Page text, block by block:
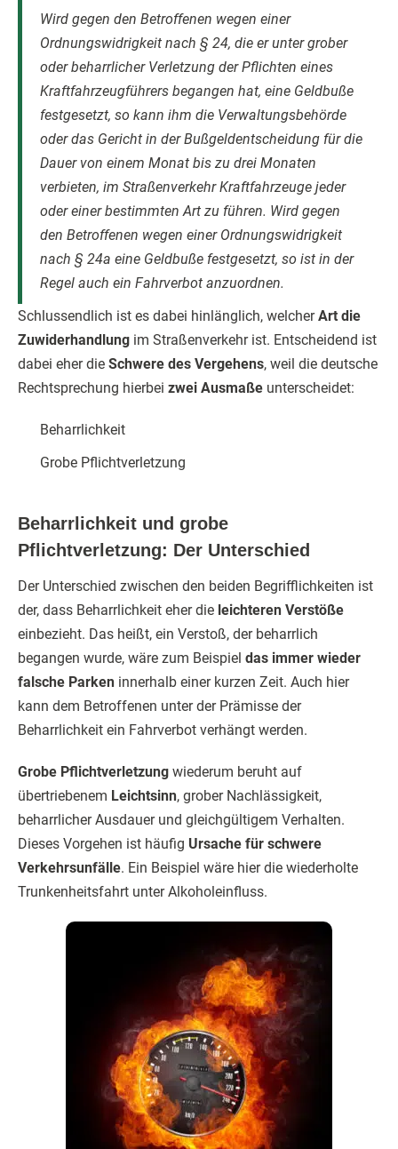
Wird gegen den Betroffenen wegen einer
Ordnungswidrigkeit nach § 24, die er unter grober
oder beharrlicher Verletzung der Pflichten eines
Kraftfahrzeugführers begangen hat, eine Geldbuße
festgesetzt, so kann ihm die Verwaltungsbehörde
oder das Gericht in der Bußgeldentscheidung für die
Dauer von einem Monat bis zu drei Monaten
verbieten, im Straßenverkehr Kraftfahrzeuge jeder
oder einer bestimmten Art zu führen. Wird gegen
den Betroffenen wegen einer Ordnungswidrigkeit
nach § 24a eine Geldbuße festgesetzt, so ist in der
Regel auch ein Fahrverbot anzuordnen.
Schlussendlich ist es dabei hinlänglich, welcherArt die
Zuwiderhandlung im Straßenverkehr ist. Entscheidend ist
dabei eher die Schwere des Vergehens, weil die deutsche
Rechtsprechung hierbei zwei Ausmaße unterscheidet:
Beharrlichkeit
Grobe Pflichtverletzung
Beharrlichkeit und grobe
Pflichtverletzung: Der Unterschied
Der Unterschied zwischen den beiden Begrifflichkeiten ist
der, dass Beharrlichkeit eher die leichteren Verstöße
einbezieht. Das heißt, ein Verstoß, der beharrlich
begangen wurde, wäre zum Beispiel das immer wieder
falsche Parken innerhalb einer kurzen Zeit. Auch hier
kann dem Betroffenen unter der Prämisse der
Beharrlichkeit ein Fahrverbot verhängt werden.
Grobe Pflichtverletzung wiederum beruht auf
übertriebenem Leichtsinn, grober Nachlässigkeit,
beharrlicher Ausdauer und gleichgültigem Verhalten.
Dieses Vorgehen ist häufig Ursache für schwere
Verkehrsunfälle. Ein Beispiel wäre hier die wiederholte
Trunkenheitsfahrt unter Alkoholeinfluss.